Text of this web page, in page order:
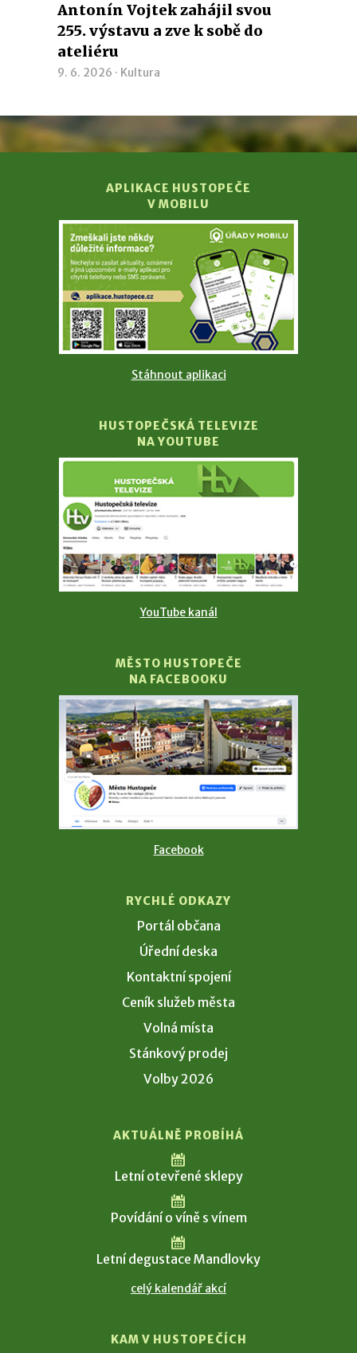
Antonín Vojtek zahájil svou
255. výstavu a zve k sobě do
ateliéru
9. 6. 2026 · Kultura
APLIKACE HUSTOPEČE
V MOBILU
Stáhnout aplikaci
HUSTOPEČSKÁ TELEVIZE
NA YOUTUBE
YouTube kanál
MĚSTO HUSTOPEČE
NA FACEBOOKU
Facebook
RYCHLÉ ODKAZY
Portál občana
Úřední deska
Kontaktní spojení
Ceník služeb města
Volná místa
Stánkový prodej
Volby 2026
AKTUÁLNĚ PROBÍHÁ
Letní otevřené sklepy
Povídání o víně s vínem
Letní degustace Mandlovky
celý kalendář akcí
KAM V HUSTOPEČÍCH